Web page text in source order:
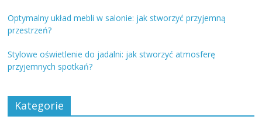
Optymalny układ mebli w salonie: jak stworzyć przyjemną
przestrzeń?
Stylowe oświetlenie do jadalni: jak stworzyć atmosferę
przyjemnych spotkań?
Kategorie